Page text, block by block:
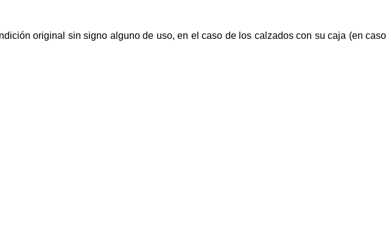
original sin signo alguno de uso, en el caso de los calzados con su caja (en caso